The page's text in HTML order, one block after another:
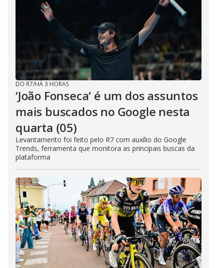
DO R7/HÁ 3 HORAS
‘João Fonseca’ é um dos assuntos
mais buscados no Google nesta
quarta (05)
Levantamento foi feito pelo R7 com auxílio do Google
Trends, ferramenta que monitora as principais buscas da
plataforma